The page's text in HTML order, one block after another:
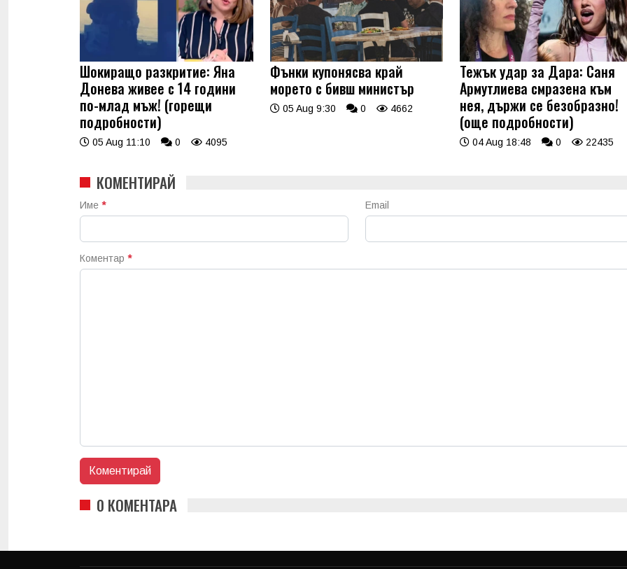
Шокиращо разкритие: Яна
Донева живее с 14 години
по-млад мъж! (горещи
подробности)
05 Aug 11:10 0 4095
Фънки купонясва край
морето с бивш министър
05 Aug 9:30 0 4662
Тежък удар за Дара: Саня
Армутлиева смразена към
нея, държи се безобразно!
(още подробности)
04 Aug 18:48 0 22435
КОМЕНТИРАЙ
Име * Email
Коментар *
0 КОМЕНТАРА